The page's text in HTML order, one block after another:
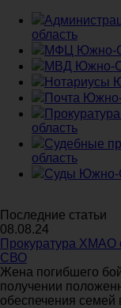
область
МФЦ Южно-
МВД Южно-
Нотариусы
Почта
область
Судебные
область
Суды Южно-
Последние статьи
08.08.24
Прокуратура ХМАО
СВО
Жена погибшего
получении
обеспечения